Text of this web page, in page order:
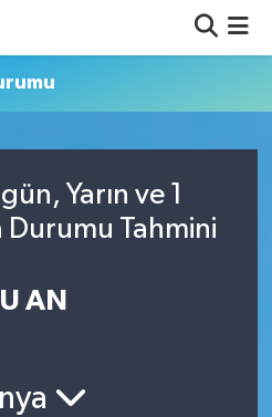
Yarın ve 1
Durumu Tahmini
ANve Fikstür